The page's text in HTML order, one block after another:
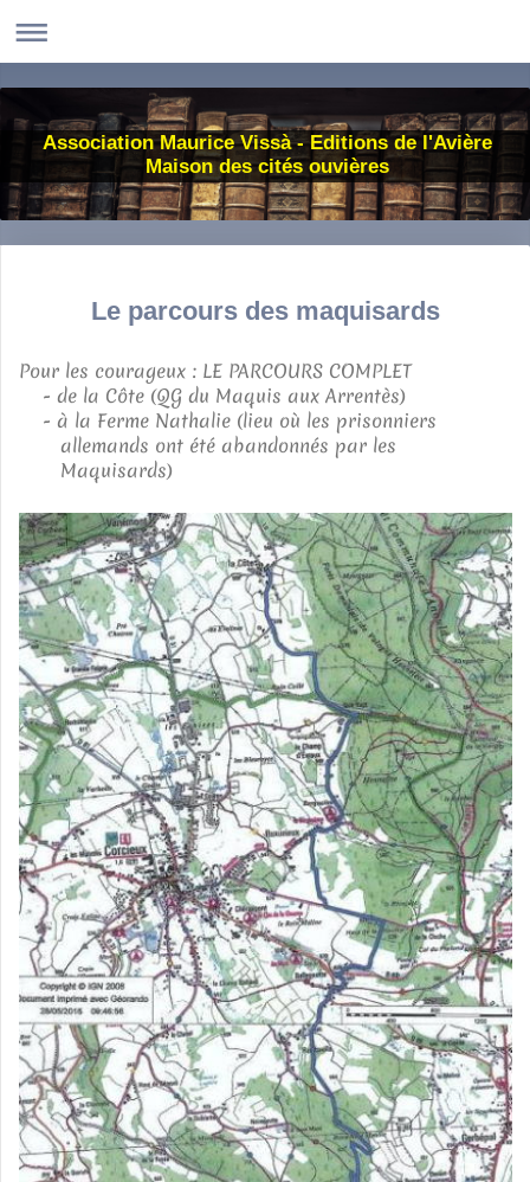
Association Maurice Vissà - Editions de l'Avière
Maison des cités ouvières
Le parcours des maquisards
Pour les courageux : LE PARCOURS COMPLET
- de la Côte (QG du Maquis aux Arrentès)
- à la Ferme Nathalie (lieu où les prisonniers
allemands ont été abandonnés par les
Maquisards)